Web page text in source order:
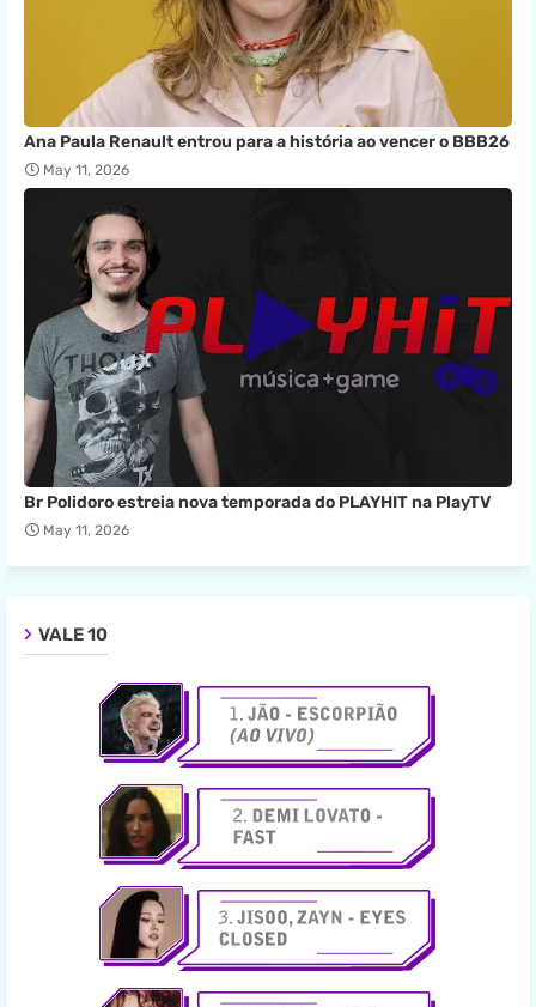
Ana Paula Renault entrou para a história ao vencer o BBB26
May 11, 2026
Br Polidoro estreia nova temporada do PLAYHIT na PlayTV
May 11, 2026
VALE 10